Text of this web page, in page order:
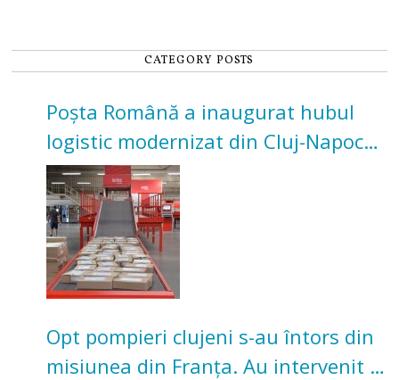
CATEGORY POSTS
Poșta Română a inaugurat hubul
logistic modernizat din Cluj-Napoca.
Investiție de 3 milioane de euro
Opt pompieri clujeni s-au întors din
misiunea din Franța. Au intervenit la